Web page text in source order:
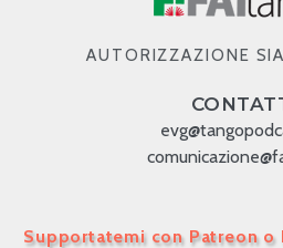
AUTORIZZAZIONE
Supportatemi con Patreon o